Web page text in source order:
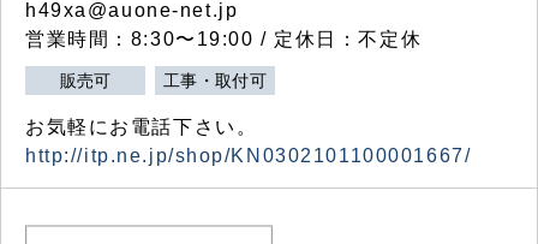
h49xa@auone-net.jp
営業時間：8:30〜19:00 / 定休日：不定休
販売可 工事・取付可
お気軽にお電話下さい。
http://itp.ne.jp/shop/KN0302101100001667/